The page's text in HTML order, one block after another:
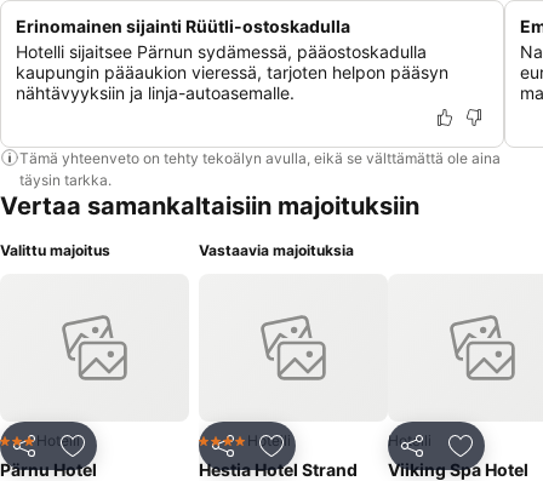
Erinomainen sijainti Rüütli-ostoskadulla
Hotelli sijaitsee Pärnun sydämessä, pääostoskadulla
kaupungin pääaukion vieressä, tarjoten helpon pääsyn
nähtävyyksiin ja linja-autoasemalle.
Tämä yhteenveto on tehty tekoälyn avulla, eikä se välttämättä ole aina
täysin tarkka.
Vertaa samankaltaisiin majoituksiin
Valittu majoitus
Jaa Lisää suosikkeihin
3 Tähtiluokitus
Hotelli
Pärnu Hotel
Vastaavia majoituksia
Jaa Lisää suosikkeihin
4 Tähtiluokitus
Hotelli
Hestia Hotel Strand
Jaa Lisää
Hotelli
Viiking Spa Hotel